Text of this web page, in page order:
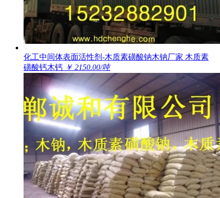
化工中间体表面活性剂-木质素磺酸钠木钠厂家 木质素
磺酸钙木钙 ￥ 2150.00/吨